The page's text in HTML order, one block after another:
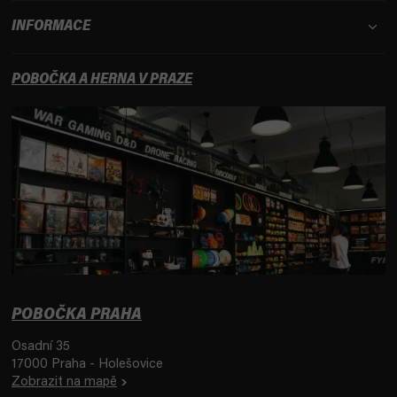
INFORMACE
POBOČKA A HERNA V PRAZE
POBOČKA PRAHA
Osadní 35
17000 Praha - Holešovice
Zobrazit na mapě